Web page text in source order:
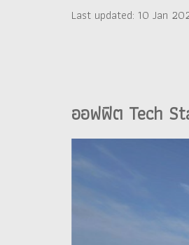
Last updated: 10 Jan
ออฟฟิต Tech